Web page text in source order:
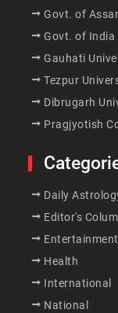
Govt. of
Govt. of India
Gauhati
Tezpur
Dibrugarh
Pragjyotish
Daily
Editor's
Entertainment
Health
International
National